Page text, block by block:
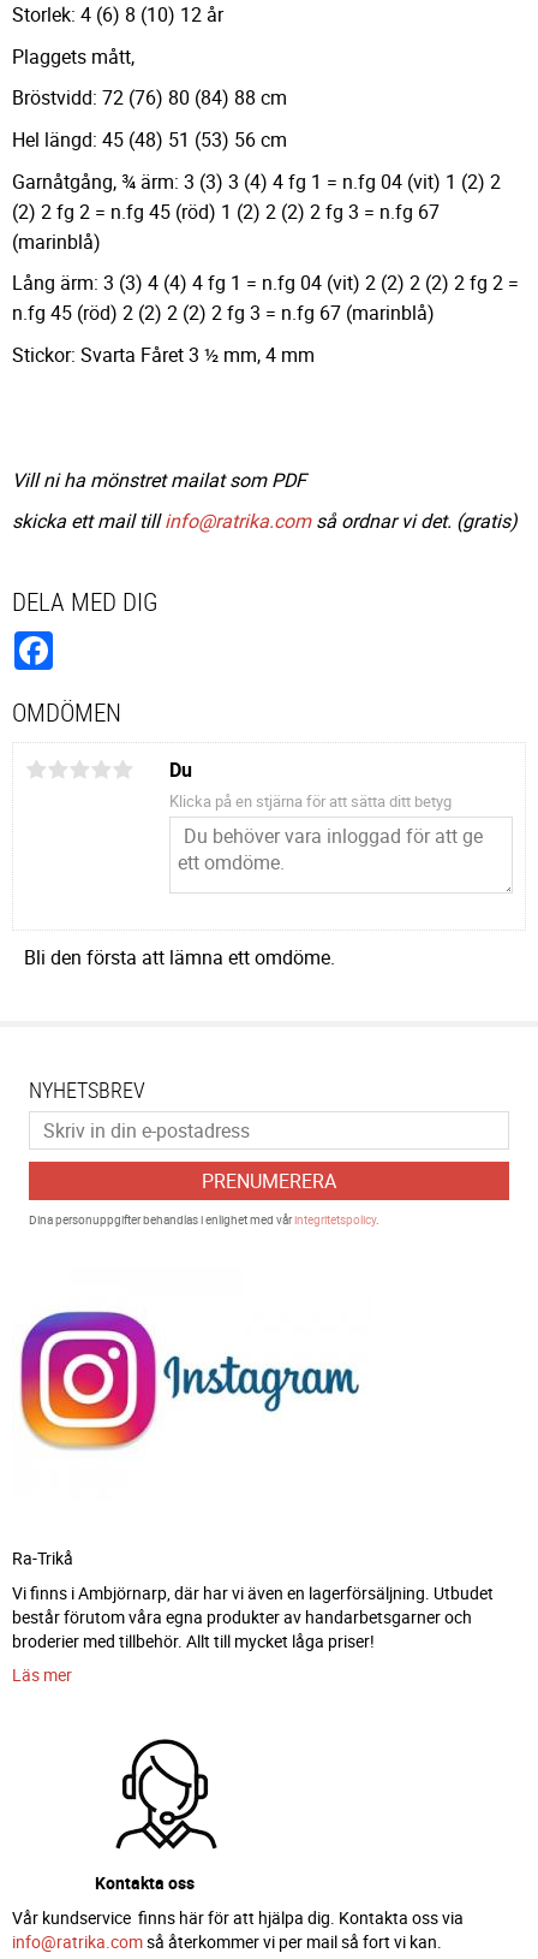
Storlek: 4 (6) 8 (10) 12 år
Plaggets mått,
Bröstvidd: 72 (76) 80 (84) 88 cm
Hel längd: 45 (48) 51 (53) 56 cm
Garnåtgång, ¾ ärm: 3 (3) 3 (4) 4 fg 1 = n.fg 04 (vit) 1 (2) 2
(2) 2 fg 2 = n.fg 45 (röd) 1 (2) 2 (2) 2 fg 3 = n.fg 67
(marinblå)
Lång ärm: 3 (3) 4 (4) 4 fg 1 = n.fg 04 (vit) 2 (2) 2 (2) 2 fg 2 =
n.fg 45 (röd) 2 (2) 2 (2) 2 fg 3 = n.fg 67 (marinblå)
Stickor: Svarta Fåret 3 ½ mm, 4 mm
Vill ni ha mönstret mailat som PDF
skicka ett mail tillinfo@ratrika.comså ordnar vi det. (gratis)
DELA MED DIG
OMDÖMEN
Du
Klicka på en stjärna för att sätta ditt betyg
Bli den första att lämna ett omdöme.
NYHETSBREV
PRENUMERERA
Dina personuppgifter behandlas i enlighet med vårintegritetspolicy.
Ra-Trikå
Vi finns i Ambjörnarp, där har vi även en lagerförsäljning. Utbudet
består förutom våra egna produkter av handarbetsgarner och
broderier med tillbehör. Allt till mycket låga priser!
Läs mer
Kontakta oss
Vår kundservice finns här för att hjälpa dig. Kontakta oss via
info@ratrika.comså återkommer vi per mail så fort vi kan.